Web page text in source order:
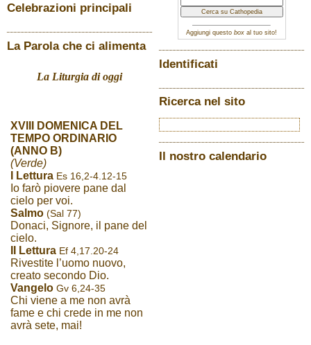
Celebrazioni principali
La Parola che ci alimenta
La Liturgia di oggi
XVIII DOMENICA DEL
TEMPO ORDINARIO
(ANNO B)
(Verde)
I Lettura Es 16,2-4.12-15
Io farò piovere pane dal
cielo per voi.
Salmo (Sal 77)
Donaci, Signore, il pane del
cielo.
II Lettura Ef 4,17.20-24
Rivestite l’uomo nuovo,
creato secondo Dio.
Vangelo Gv 6,24-35
Chi viene a me non avrà
fame e chi crede in me non
avrà sete, mai!
Aggiungi questo box al tuo sito!
Identificati
Ricerca nel sito
Il nostro calendario